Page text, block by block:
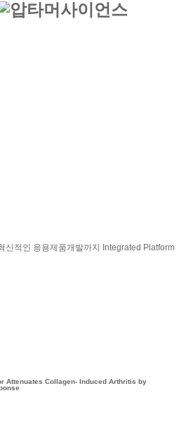
신적인 응용제품개발까지 Integrated Platform
Attenuates Collagen- Induced Arthritis by